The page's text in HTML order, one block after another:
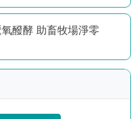
醱酵 助畜牧場淨零